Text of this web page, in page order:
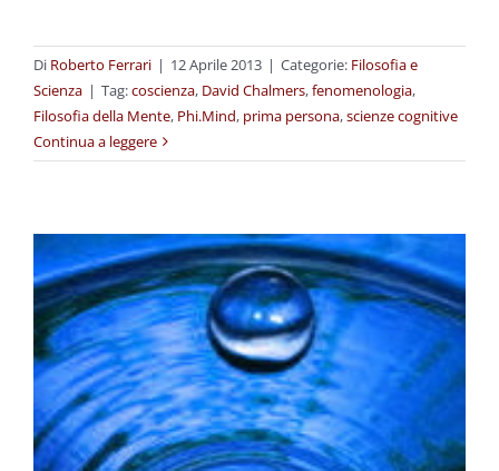
Di Roberto Ferrari | 12 Aprile 2013 | Categorie: Filosofia e
Scienza | Tag:coscienza, David Chalmers,fenomenologia,
Filosofia della Mente, Phi.Mind, prima persona,scienze cognitive
Continua a leggere